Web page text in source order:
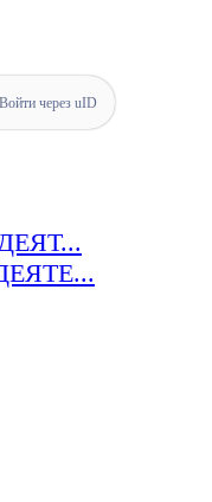
Войти через uID